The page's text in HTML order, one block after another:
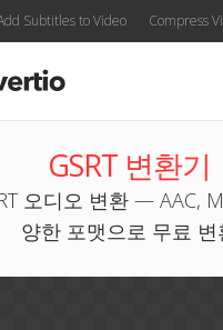
Subtitles to Video Compress
GSRT 변환기
오디오 변환 — AAC,
양한 포맷으로 무료 변